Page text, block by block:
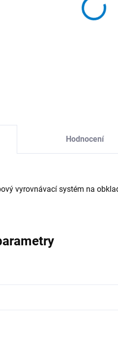
Hodnocení
vyrovnávací systém na